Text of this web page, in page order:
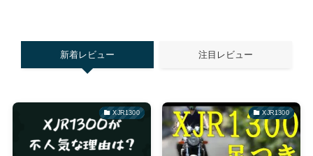
新着レビュー 注目レビュー
XJR1300 XJR1300